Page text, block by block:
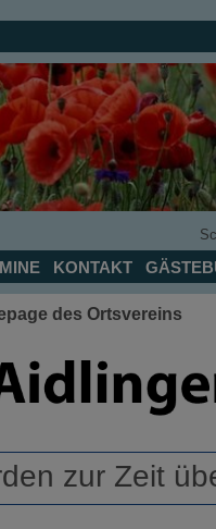
KONTAKT
des Ortsvereins
zur Zeit